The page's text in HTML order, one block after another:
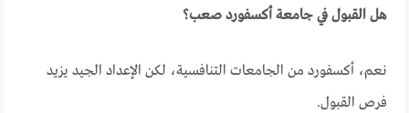
هل القبول في جامعة أكسفورد صعب؟
نعم، أكسفورد من الجامعات التنافسية، لكن الإعداد الجيد يزيد
فرص القبول.